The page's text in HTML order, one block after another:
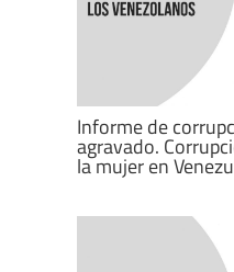
Informe de
agravado.
la mujer en